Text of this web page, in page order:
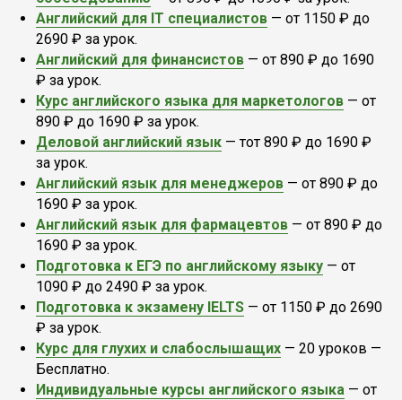
Английский для IT специалистов — от 1150 ₽ до
2690 ₽ за урок.
Английский для финансистов — от 890 ₽ до 1690
₽ за урок.
Курс английского языка для маркетологов — от
890 ₽ до 1690 ₽ за урок.
Деловой английский язык — тот 890 ₽ до 1690 ₽
за урок.
Английский язык для менеджеров — от 890 ₽ до
1690 ₽ за урок.
Английский язык для фармацевтов — от 890 ₽ до
1690 ₽ за урок.
Подготовка к ЕГЭ по английскому языку — от
1090 ₽ до 2490 ₽ за урок.
Подготовка к экзамену IELTS — от 1150 ₽ до 2690
₽ за урок.
Курс для глухих и слабослышащих — 20 уроков —
Бесплатно.
Индивидуальные курсы английского языка — от